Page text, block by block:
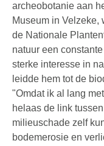
archeobotanie aan
Museum in Velzeke,
de Nationale
natuur een
sterke interesse in
leidde hem tot de
"Omdat ik al lang
helaas de link
milieuschade zelf
bodemerosie en